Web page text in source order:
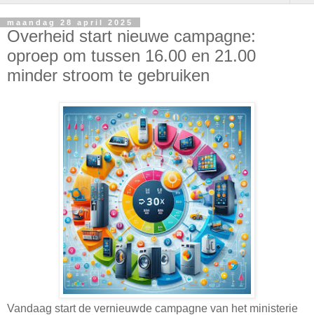
maandag 28 april 2025
Overheid start nieuwe campagne:
oproep om tussen 16.00 en 21.00
minder stroom te gebruiken
Vandaag start de vernieuwde campagne van het ministerie